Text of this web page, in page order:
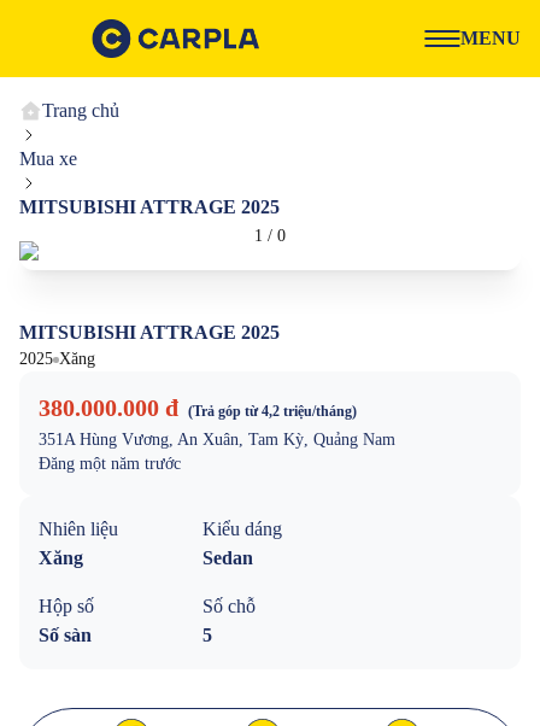
MENU
Trang chủ
Mua xe
MITSUBISHI ATTRAGE 2025
1 / 0
MITSUBISHI ATTRAGE 2025
2025 Xăng
380.000.000 đ (Trả góp từ4,2 triệu/tháng)
351A Hùng Vương, An Xuân, Tam Kỳ, Quảng Nam
Đăng một năm trước
Nhiên liệu
Xăng
Kiểu dáng
Sedan
Hộp số
Số sàn
Số chỗ
5